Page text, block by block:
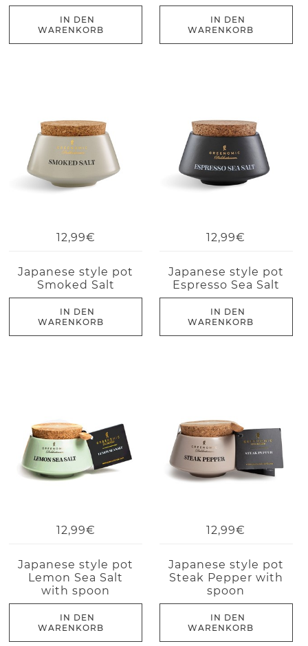
IN DEN
WARENKORB
IN DEN
WARENKORB
12,99€
Japanese style pot
Smoked Salt
IN DEN
WARENKORB
12,99€
Japanese style pot
Espresso Sea Salt
IN DEN
WARENKORB
12,99€
Japanese style pot
Lemon Sea Salt
with spoon
IN DEN
WARENKORB
12,99€
Japanese style pot
Steak Pepper with
spoon
IN DEN
WARENKORB